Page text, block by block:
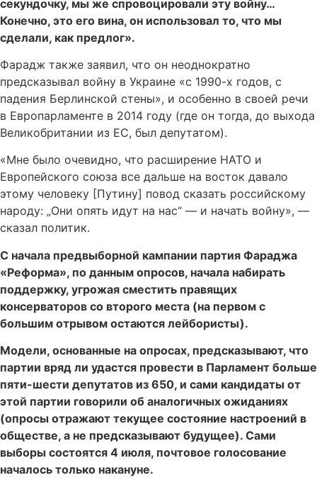
секундочку, мы же спровоцировали эту войну…
Конечно, это его вина, он использовал то, что мы
сделали, как предлог».
Фарадж также заявил, что он неоднократно
предсказывал войну в Украине «с 1990-х годов, с
падения Берлинской стены», и особенно в своей речи
в Европарламенте в 2014 году (где он тогда, до выхода
Великобритании из ЕС, был депутатом).
«Мне было очевидно, что расширение НАТО и
Европейского союза все дальше на восток давало
этому человеку [Путину] повод сказать российскому
народу: „Они опять идут на нас“ — и начать войну», —
сказал политик.
С начала предвыборной кампании партия Фараджа
«Реформа», по данным опросов, начала набирать
поддержку, угрожая сместить правящих
консерваторов со второго места (на первом с
большим отрывом остаются лейбористы).
Модели, основанные на опросах, предсказывают, что
партии вряд ли удастся провести в Парламент больше
пяти-шести депутатов из 650, и сами кандидаты от
этой партии говорили об аналогичных ожиданиях
(опросы отражают текущее состояние настроений в
обществе, а не предсказывают будущее). Сами
выборы состоятся 4 июля, почтовое голосование
началось только накануне.